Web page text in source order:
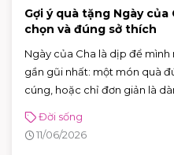
Gợi ý quà tặng Ngày
chọn và đúng sở thích
Ngày của Cha là dịp để
gần gũi nhất: một món quà
cúng, hoặc chỉ đơn giản là
thứ ba của tháng 6) — rất
sắm và ăn uống trong một
Đời sống
11/06/2026